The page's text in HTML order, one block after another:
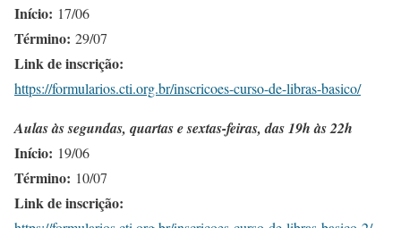
Início: 17/06
Término: 29/07
Link de inscrição:
https://formularios.cti.org.br/inscricoes-curso-de-libras-basico/
Aulas às segundas, quartas e sextas-feiras, das 19h às 22h
Início: 19/06
Término: 10/07
Link de inscrição: